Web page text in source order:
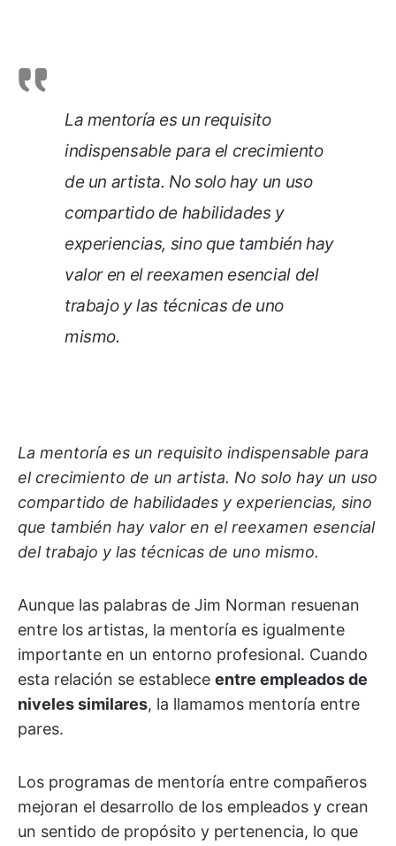
La mentoría es un requisito
indispensable para el crecimiento
de un artista. No solo hay un uso
compartido de habilidades y
experiencias, sino que también hay
valor en el reexamen esencial del
trabajo y las técnicas de uno
mismo.
La mentoría es un requisito indispensable para
el crecimiento de un artista. No solo hay un uso
compartido de habilidades y experiencias, sino
que también hay valor en el reexamen esencial
del trabajo y las técnicas de uno mismo.
Aunque las palabras de Jim Norman resuenan
entre los artistas, la mentoría es igualmente
importante en un entorno profesional. Cuando
esta relación se establece entre empleados de
niveles similares, la llamamos mentoría entre
pares.
Los programas de mentoría entre compañeros
mejoran el desarrollo de los empleados y crean
un sentido de propósito y pertenencia, lo que